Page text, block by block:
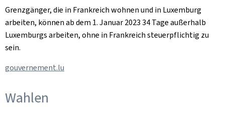
Grenzgänger, die in Frankreich wohnen und in Luxemburg
arbeiten, können ab dem 1. Januar 2023 34 Tage außerhalb
Luxemburgs arbeiten, ohne in Frankreich steuerpflichtig zu
sein.
gouvernement.lu
Wahlen